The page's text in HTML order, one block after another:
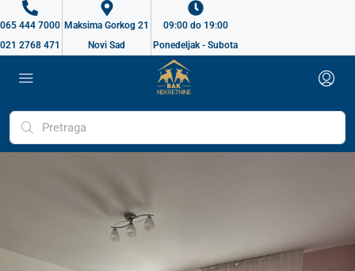
065 444 7000
021 2768 471
Maksima Gorkog 21
Novi Sad
09:00 do 19:00
Ponedeljak - Subota